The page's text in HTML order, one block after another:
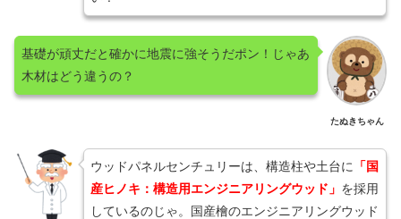
たぬきちゃん
基礎が頑丈だと確かに地震に強そうだポン！じゃあ
木材はどう違うの？
ウッドパネルセンチュリーは、構造柱や土台に 「国
産ヒノキ：構造用エンジニアリングウッド」 を採用
しているのじゃ。国産檜のエンジニアリングウッド